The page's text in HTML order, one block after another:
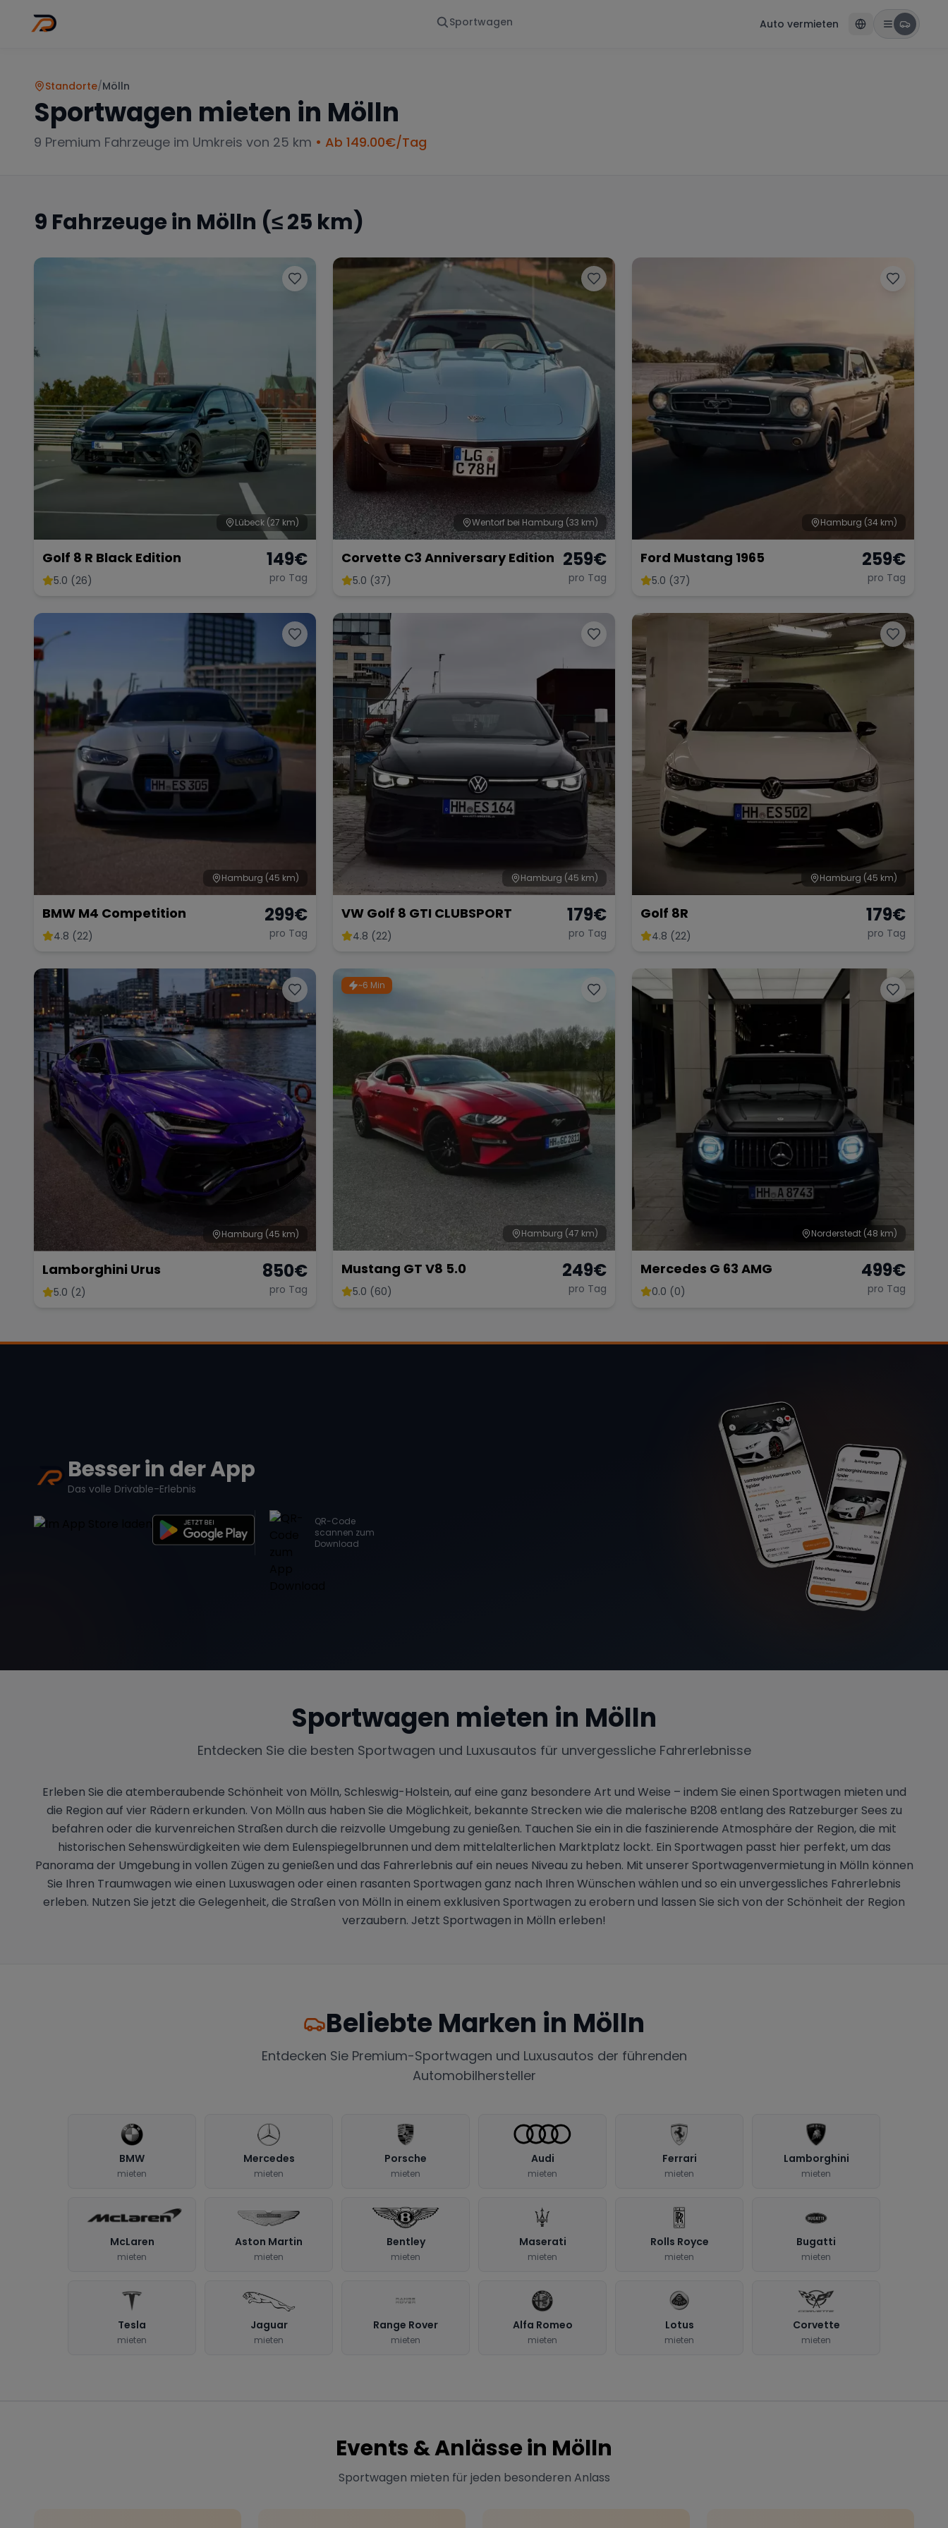
Sportwagen Auto vermieten
Standorte/Mölln
Sportwagen mieten in Mölln
9 Premium Fahrzeuge im Umkreis von 25 km • Ab 149.00€/Tag
9 Fahrzeuge in Mölln (≤ 25 km)
Lübeck (27 km)
Golf 8 R Black Edition
5.0 (26)
149€
pro Tag
Wentorf bei Hamburg (33 km)
Corvette C3 Anniversary Edition
5.0 (37)
259€
pro Tag
Hamburg (34 km)
Ford Mustang 1965
5.0 (37)
259€
pro Tag
Hamburg (45 km)
BMW M4 Competition
4.8 (22)
299€
pro Tag
Hamburg (45 km)
VW Golf 8 GTI CLUBSPORT
4.8 (22)
179€
pro Tag
Hamburg (45 km)
Golf 8R
4.8 (22)
179€
pro Tag
Hamburg (45 km)
Lamborghini Urus
5.0 (2)
850€
pro Tag
~6 Min
Hamburg (47 km)
Mustang GT V8 5.0
5.0 (60)
249€
pro Tag
Norderstedt (48 km)
Mercedes G 63 AMG
0.0 (0)
499€
pro Tag
Besser in der App
Das volle Drivable-Erlebnis
QR-Code
scannen zum
Download
Sportwagen mieten in Mölln
Entdecken Sie die besten Sportwagen und Luxusautos für unvergessliche Fahrerlebnisse
Erleben Sie die atemberaubende Schönheit von Mölln, Schleswig-Holstein, auf eine ganz besondere Art und Weise – indem Sie einen Sportwagen mieten und
die Region auf vier Rädern erkunden. Von Mölln aus haben Sie die Möglichkeit, bekannte Strecken wie die malerische B208 entlang des Ratzeburger Sees zu
befahren oder die kurvenreichen Straßen durch die reizvolle Umgebung zu genießen. Tauchen Sie ein in die faszinierende Atmosphäre der Region, die mit
historischen Sehenswürdigkeiten wie dem Eulenspiegelbrunnen und dem mittelalterlichen Marktplatz lockt. Ein Sportwagen passt hier perfekt, um das
Panorama der Umgebung in vollen Zügen zu genießen und das Fahrerlebnis auf ein neues Niveau zu heben. Mit unserer Sportwagenvermietung in Mölln können
Sie Ihren Traumwagen wie einen Luxuswagen oder einen rasanten Sportwagen ganz nach Ihren Wünschen wählen und so ein unvergessliches Fahrerlebnis
erleben. Nutzen Sie jetzt die Gelegenheit, die Straßen von Mölln in einem exklusiven Sportwagen zu erobern und lassen Sie sich von der Schönheit der Region
verzaubern. Jetzt Sportwagen in Mölln erleben!
Beliebte Marken in Mölln
Entdecken Sie Premium-Sportwagen und Luxusautos der führenden
Automobilhersteller
BMW
mieten
Mercedes
mieten
Porsche
mieten
Audi
mieten
Ferrari
mieten
Lamborghini
mieten
McLaren
mieten
Aston Martin
mieten
Bentley
mieten
Maserati
mieten
Rolls Royce
mieten
Bugatti
mieten
Tesla
mieten
Jaguar
mieten
Range Rover
mieten
Alfa Romeo
mieten
Lotus
mieten
Corvette
mieten
Events & Anlässe in Mölln
Sportwagen mieten für jeden besonderen Anlass